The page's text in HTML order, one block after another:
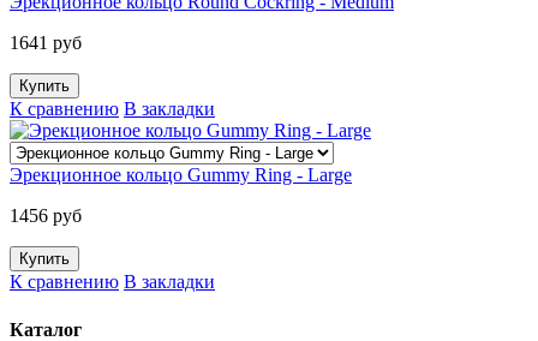
1641 руб
К сравнению В закладки
Эрекционное кольцо Gummy Ring - Large
1456 руб
К сравнению В закладки
Каталог